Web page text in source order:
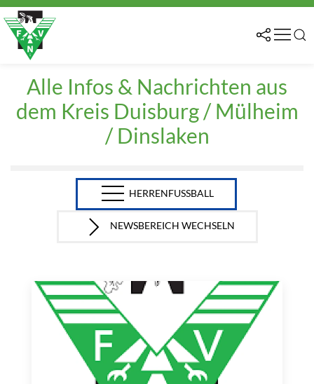
Alle Infos & Nachrichten aus
dem Kreis Duisburg / Mülheim
/ Dinslaken
HERRENFUSSBALL
NEWSBEREICH WECHSELN